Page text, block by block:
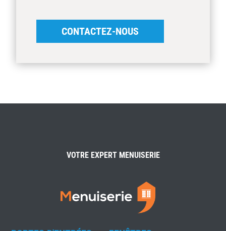
CONTACTEZ-NOUS
VOTRE EXPERT MENUISERIE